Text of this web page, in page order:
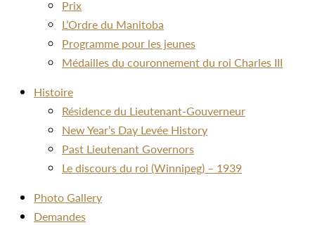
Prix
L’Ordre du Manitoba
Programme pour les jeunes
Médailles du couronnement du roi Charles III
Histoire
Résidence du Lieutenant-Gouverneur
New Year’s Day Levée History
Past Lieutenant Governors
Le discours du roi (Winnipeg) – 1939
Photo Gallery
Demandes